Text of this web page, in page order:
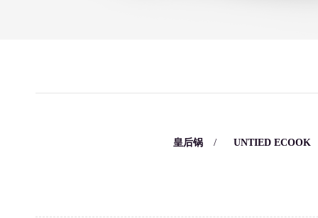
皇后锅 / UNTIED ECOOK